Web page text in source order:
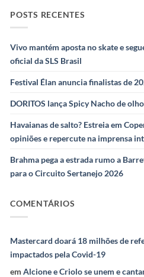
POSTS RECENTES
Vivo mantém aposta no skate e
oficial da SLS Brasil
Festival Élan anuncia finalistas de
DORITOS lança Spicy Nacho de
Havaianas de salto? Estreia em
opiniões e repercute na imprensa
Brahma pega a estrada rumo a
para o Circuito Sertanejo 2026
COMENTÁRIOS
Mastercard doará 18 milhões de
impactados pela Covid-19
emAlcione e Criolo se unem e